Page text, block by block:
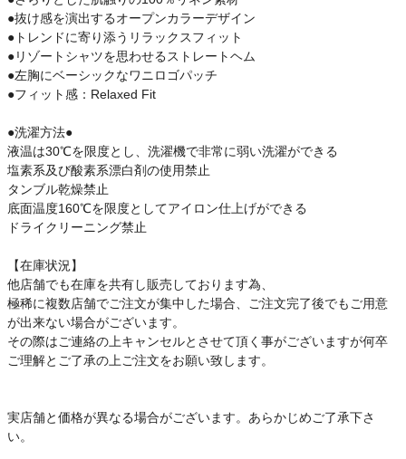
●抜け感を演出するオープンカラーデザイン
●トレンドに寄り添うリラックスフィット
●リゾートシャツを思わせるストレートヘム
●左胸にベーシックなワニロゴパッチ
●フィット感：Relaxed Fit
●洗濯方法●
液温は30℃を限度とし、洗濯機で非常に弱い洗濯ができる
塩素系及び酸素系漂白剤の使用禁止
タンブル乾燥禁止
底面温度160℃を限度としてアイロン仕上げができる
ドライクリーニング禁止
【在庫状況】
他店舗でも在庫を共有し販売しております為、
極稀に複数店舗でご注文が集中した場合、ご注文完了後でもご用意
が出来ない場合がございます。
その際はご連絡の上キャンセルとさせて頂く事がございますが何卒
ご理解とご了承の上ご注文をお願い致します。
実店舗と価格が異なる場合がございます。あらかじめご了承下さ
い。